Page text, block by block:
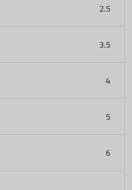
2.5
3.5
4
5
6